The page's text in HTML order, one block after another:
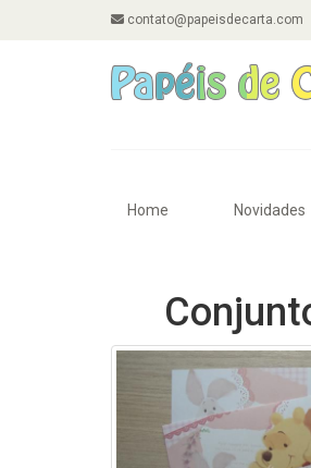
contato@papeisdecarta.com
Home Novidades